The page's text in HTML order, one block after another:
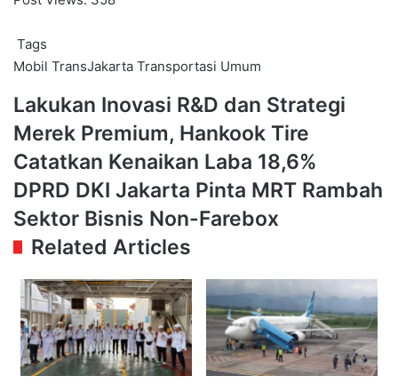
Tags
Mobil TransJakarta Transportasi Umum
Lakukan
Inovasi
R&D
dan
Strategi
Merek
Premium,
Hankook
Kenaikan
Laba
18,6%
Lakukan Inovasi R&D dan Strategi
Merek Premium, Hankook Tire
Catatkan Kenaikan Laba 18,6%
DPRD
Jakarta
Pinta
MRT
Rambah
Sektor
Bisnis
Non-
Farebox
DPRD DKI Jakarta Pinta MRT Rambah
Sektor Bisnis Non-Farebox
Related Articles